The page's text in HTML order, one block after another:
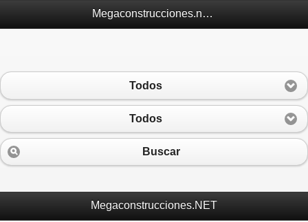
Megaconstrucciones.net Móvil
Todos
Todos
Buscar
Megaconstrucciones.NET